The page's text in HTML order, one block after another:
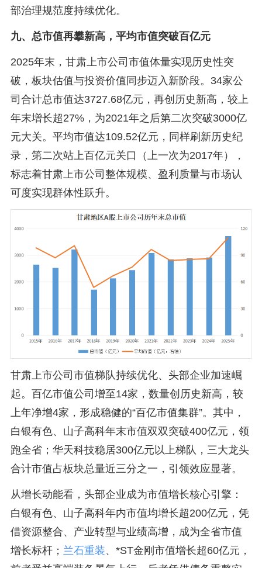
部治理规范度持续优化。
九、总市值再攀新高，平均市值突破百亿元
2025年末，甘肃上市公司市值体量实现历史性突
破，板块估值与投资价值同步迈入新阶段。34家公
司合计总市值达3727.68亿元，再创历史新高，较上
年末增长超27%，为2021年之后第二次突破3000亿
元大关。平均市值达109.52亿元，同样刷新历史纪
录，第二次站上百亿元关口（上一次为2017年），
标志着甘肃上市公司整体规模、盈利质量与市场认
可度实现群体性跃升。
甘肃上市公司市值梯队持续优化、头部企业加速崛
起。百亿市值公司增至14家，数量创历史新高，较
上年净增4家，形成稳健的“百亿市值集群”。其中，
白银有色、山子高科年末市值双双突破400亿元，领
跑全省；华天科技稳居300亿元以上梯队，三大龙头
合计市值占板块总量近三分之一，引领效应显著。
从增长动能看，头部企业成为市值增长核心引擎：
白银有色、山子高科年内市值均增长超200亿元，凭
借资源整合、产业转型与业绩高增，成为全省市值
增长标杆； 兰石重装、*ST金刚市值增长超60亿元，